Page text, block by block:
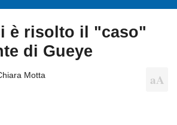
è risolto il "caso"
di Gueye
Motta